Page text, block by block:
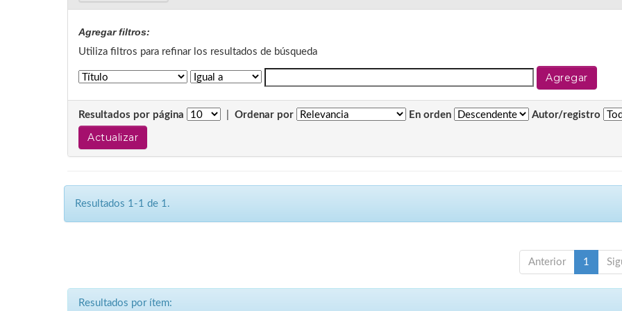
Agregar filtros:
Utiliza filtros para refinar los resultados de búsqueda
Resultados por página Ordenar por En orden Autor/registro
Resultados 1-1 de 1.
Anterior 1
Resultados por ítem: